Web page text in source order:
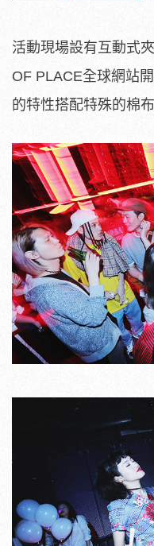
活動現場設有互動式
OF PLACE全球網站
的特性搭配特殊的棉